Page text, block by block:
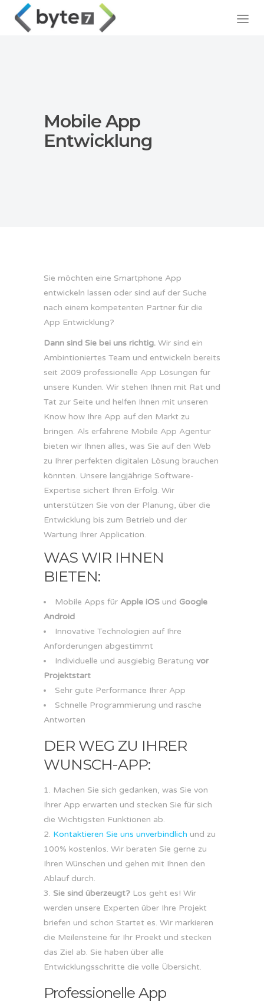
Mobile App
Entwicklung
Sie möchten eine Smartphone App
entwickeln lassen oder sind auf der Suche
nach einem kompetenten Partner für die
App Entwicklung?
Dann sind Sie bei uns richtig. Wir sind ein
Ambintioniertes Team und entwickeln bereits
seit 2009 professionelle App Lösungen für
unsere Kunden. Wir stehen Ihnen mit Rat und
Tat zur Seite und helfen Ihnen mit unseren
Know how Ihre App auf den Markt zu
bringen. Als erfahrene Mobile App Agentur
bieten wir Ihnen alles, was Sie auf den Web
zu Ihrer perfekten digitalen Lösung brauchen
könnten. Unsere langjährige Software-
Expertise sichert Ihren Erfolg. Wir
unterstützen Sie von der Planung, über die
Entwicklung bis zum Betrieb und der
Wartung Ihrer Application.
WAS WIR IHNEN
BIETEN:
Mobile Apps für Apple iOS und Google
Android
Innovative Technologien auf Ihre
Anforderungen abgestimmt
Individuelle und ausgiebig Beratung vor
Projektstart
Sehr gute Performance Ihrer App
Schnelle Programmierung und rasche
Antworten
DER WEG ZU IHRER
WUNSCH-APP:
Machen Sie sich gedanken, was Sie von
Ihrer App erwarten und stecken Sie für sich
die Wichtigsten Funktionen ab.
Kontaktieren Sie uns unverbindlich und zu
100% kostenlos. Wir beraten Sie gerne zu
Ihren Wünschen und gehen mit Ihnen den
Ablauf durch.
Sie sind überzeugt? Los geht es! Wir
werden unsere Experten über Ihre Projekt
briefen und schon Startet es. Wir markieren
die Meilensteine für Ihr Proekt und stecken
das Ziel ab. Sie haben über alle
Entwicklungsschritte die volle Übersicht.
Professionelle App